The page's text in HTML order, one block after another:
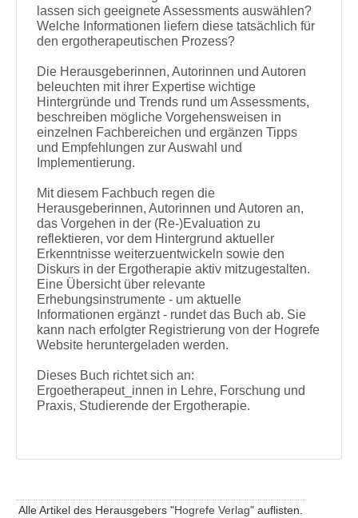
lassen sich geeignete Assessments auswählen?
Welche Informationen liefern diese tatsächlich für
den ergotherapeutischen Prozess?
Die Herausgeberinnen, Autorinnen und Autoren
beleuchten mit ihrer Expertise wichtige
Hintergründe und Trends rund um Assessments,
beschreiben mögliche Vorgehensweisen in
einzelnen Fachbereichen und ergänzen Tipps
und Empfehlungen zur Auswahl und
Implementierung.
Mit diesem Fachbuch regen die
Herausgeberinnen, Autorinnen und Autoren an,
das Vorgehen in der (Re-)Evaluation zu
reflektieren, vor dem Hintergrund aktueller
Erkenntnisse weiterzuentwickeln sowie den
Diskurs in der Ergotherapie aktiv mitzugestalten.
Eine Übersicht über relevante
Erhebungsinstrumente - um aktuelle
Informationen ergänzt - rundet das Buch ab. Sie
kann nach erfolgter Registrierung von der Hogrefe
Website heruntergeladen werden.
Dieses Buch richtet sich an:
Ergoetherapeut_innen in Lehre, Forschung und
Praxis, Studierende der Ergotherapie.
Alle Artikel des Herausgebers "Hogrefe Verlag" auflisten.